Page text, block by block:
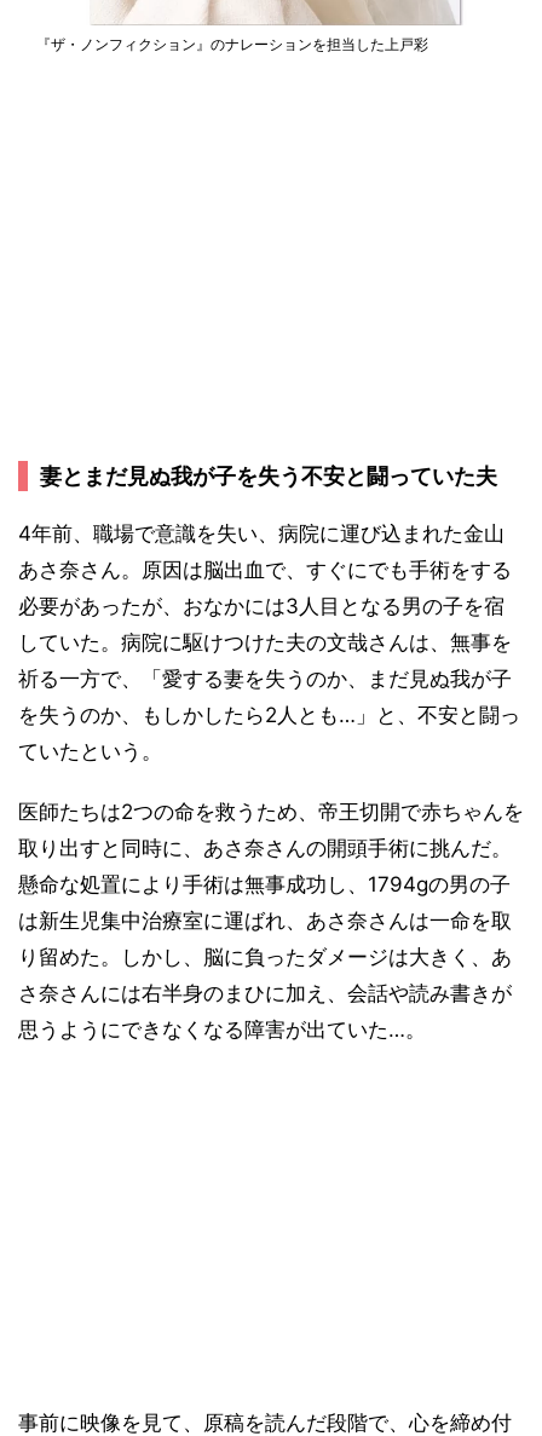
『ザ・ノンフィクション』のナレーションを担当した上戸彩
妻とまだ見ぬ我が子を失う不安と闘っていた夫
4年前、職場で意識を失い、病院に運び込まれた金山
あさ奈さん。原因は脳出血で、すぐにでも手術をする
必要があったが、おなかには3人目となる男の子を宿
していた。病院に駆けつけた夫の文哉さんは、無事を
祈る一方で、「愛する妻を失うのか、まだ見ぬ我が子
を失うのか、もしかしたら2人とも…」と、不安と闘っ
ていたという。
医師たちは2つの命を救うため、帝王切開で赤ちゃんを
取り出すと同時に、あさ奈さんの開頭手術に挑んだ。
懸命な処置により手術は無事成功し、1794gの男の子
は新生児集中治療室に運ばれ、あさ奈さんは一命を取
り留めた。しかし、脳に負ったダメージは大きく、あ
さ奈さんには右半身のまひに加え、会話や読み書きが
思うようにできなくなる障害が出ていた…。
事前に映像を見て、原稿を読んだ段階で、心を締め付